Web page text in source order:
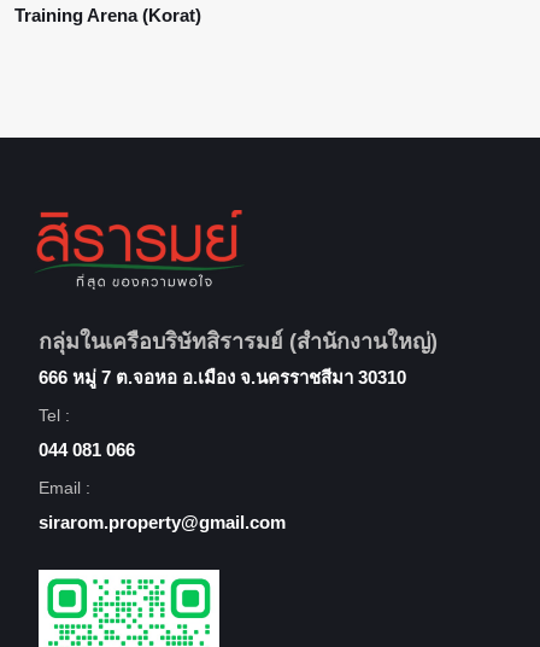
Training Arena (Korat)
กลุ่มในเครือบริษัทสิรารมย์ (สำนักงานใหญ่)
666 หมู่ 7 ต.จอหอ อ.เมือง จ.นครราชสีมา 30310
Tel :
044 081 066
Email :
sirarom.property@gmail.com